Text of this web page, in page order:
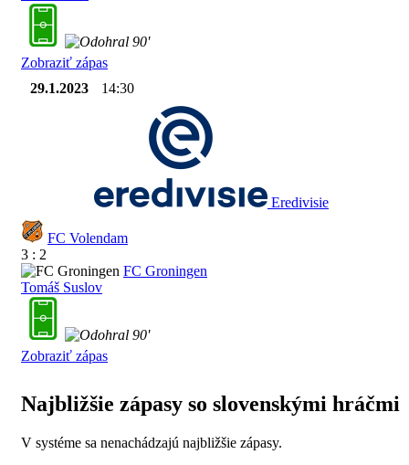
90'
Zobraziť zápas
29.1.2023
14:30
Eredivisie
FC Volendam
3 : 2
FC Groningen
Tomáš Suslov
90'
Zobraziť zápas
Najbližšie zápasy so slovenskými hráčmi
V systéme sa nenachádzajú najbližšie zápasy.